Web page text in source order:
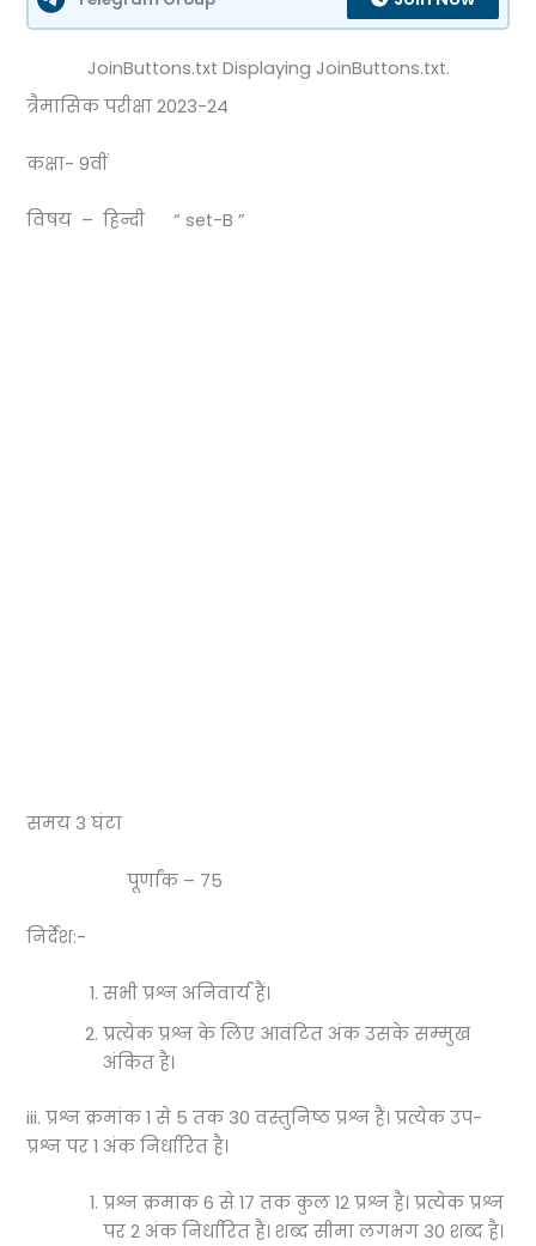
JoinButtons.txt Displaying JoinButtons.txt.
त्रैमासिक परीक्षा 2023-24
कक्षा- 9वीं
विषय – हिन्दी “ set-B ”
समय 3 घंटा
पूर्णांक – 75
निर्देश:-
सभी प्रश्न अनिवार्य हैं।
प्रत्येक प्रश्न के लिए आवंटित अंक उसके सम्मुख
अंकित है।
iii. प्रश्न क्रमांक 1 से 5 तक 30 वस्तुनिष्ठ प्रश्न हैं। प्रत्येक उप-
प्रश्न पर 1 अंक निर्धारित है।
प्रश्न क्रमांक 6 से 17 तक कुल 12 प्रश्न है। प्रत्येक प्रश्न
पर 2 अंक निर्धारित हैं। शब्द सीमा लगभग 30 शब्द है।